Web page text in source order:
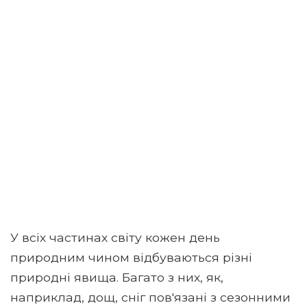
У всіх частинах світу кожен день
природним чином відбуваються різні
природні явища. Багато з них, як,
наприклад, дощ, сніг пов'язані з сезонними